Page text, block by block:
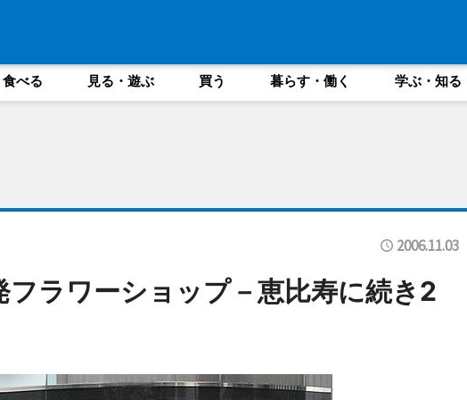
食べる 見る・遊ぶ 買う 暮らす・働く 学ぶ・知る
2006.11.03
フラワーショップ－恵比寿に続き2